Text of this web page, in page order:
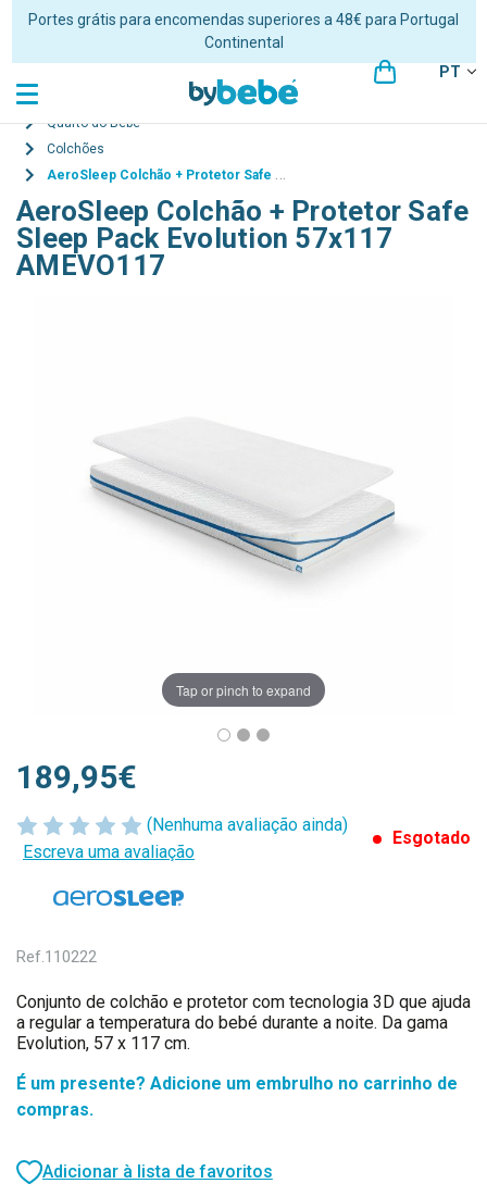
Portes grátis para encomendas superiores a 48€ para Portugal
Continental
PT
Quarto do Bebé
Colchões
AeroSleep Colchão + Protetor Safe Sleep Pack Evolution 57x117 AMEVO117
AeroSleep Colchão + Protetor Safe
Sleep Pack Evolution 57x117
AMEVO117
Tap or pinch to expand
(Nenhuma avaliação ainda)
Escreva uma avaliação
Esgotado
189,95€
Ref.110222
Conjunto de colchão e protetor com tecnologia 3D que ajuda
a regular a temperatura do bebé durante a noite. Da gama
Evolution, 57 x 117 cm.
É um presente? Adicione um embrulho no carrinho de
compras.
Adicionar à lista de favoritos